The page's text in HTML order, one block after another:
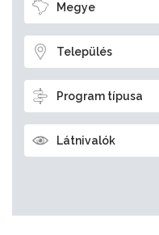
Megye
Település
Program típusa
Látnivalók